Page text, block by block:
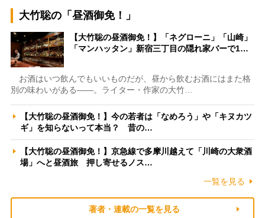
大竹聡の「昼酒御免！」
【大竹聡の昼酒御免！】「ネグローニ」「山崎」
「マンハッタン」新宿三丁目の隠れ家バーで1…
お酒はいつ飲んでもいいものだが、昼から飲むお酒にはまた格
別の味わいがある――。ライター・作家の大竹…
【大竹聡の昼酒御免！】今の若者は「なめろう」や「キヌカツ
ギ」を知らないって本当？ 昔の…
【大竹聡の昼酒御免！】京急線で多摩川越えて「川崎の大衆酒
場」へと昼酒旅 押し寄せるノス…
一覧を見る
著者・連載の一覧を見る